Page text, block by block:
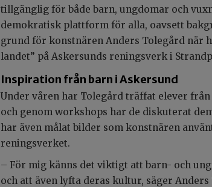
tillgänglig för både barn, ungdomar och
demokratisk plattform för alla, oavsett
grund för konstnären Anders Tolegård när
landet” på Askersunds reningsverk i
Inspiration från barn i Askersund
Under våren har Tolegård träffat elever
och genom workshops har de diskuterat
har även målat bilder som konstnären
reningsverket.
– För mig känns det viktigt att barn- och
och att även lyfta deras kultur, säger